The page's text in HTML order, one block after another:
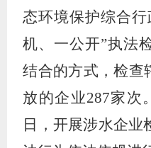
态环境保护综合
机、一公开”执法
结合的方式，检查
放的企业287家次。
日，开展涉水企业